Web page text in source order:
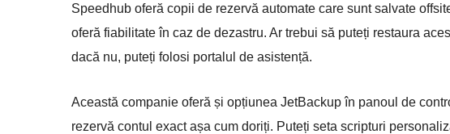
Speedhub oferă copii de rezervă automate care sunt salvate
oferă fiabilitate în caz de dezastru. Ar trebui să puteți restaura
dacă nu, puteți folosi portalul de asistență.
Această companie oferă și opțiunea JetBackup în panoul de
rezervă contul exact așa cum doriți. Puteți seta scripturi